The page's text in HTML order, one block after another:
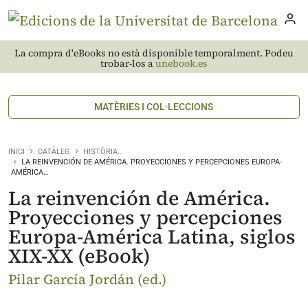
La compra d'eBooks no està disponible temporalment. Podeu
trobar-los aunebook.es
MATÈRIES I COL·LECCIONS
INICI CATÀLEG
HISTÒRIA…
LA REINVENCIÓN DE AMÉRICA. PROYECCIONES Y PERCEPCIONES EUROPA-
AMÉRICA…
La reinvención de América.
Proyecciones y percepciones
Europa-América Latina, siglos
XIX-XX (eBook)
Pilar García Jordán (ed.)